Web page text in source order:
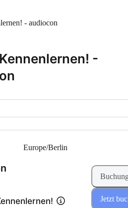
- audiocon
-
Europe/Berlin
Jetzt